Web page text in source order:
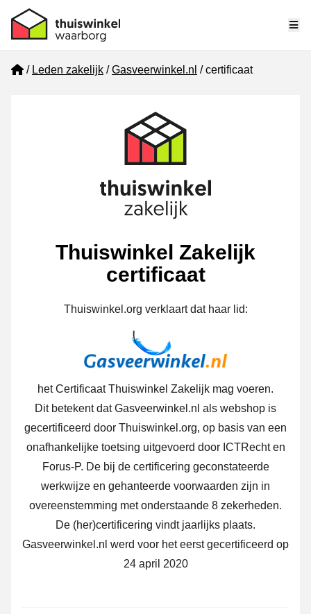
Home
Leden zakelijk Gasveerwinkel.nl certificaat
Thuiswinkel Zakelijk
certificaat
Thuiswinkel.org verklaart dat haar lid:
het Certificaat Thuiswinkel Zakelijk mag voeren.
Dit betekent dat Gasveerwinkel.nl als webshop is
gecertificeerd door Thuiswinkel.org, op basis van een
onafhankelijke toetsing uitgevoerd door ICTRecht en
Forus-P. De bij de certificering geconstateerde
werkwijze en gehanteerde voorwaarden zijn in
overeenstemming met onderstaande 8 zekerheden.
De (her)certificering vindt jaarlijks plaats.
Gasveerwinkel.nl werd voor het eerst gecertificeerd op
24 april 2020